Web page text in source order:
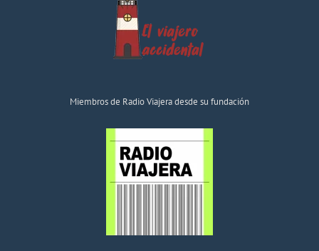
Miembros de Radio Viajera desde su fundación